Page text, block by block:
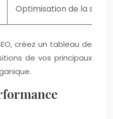
Optimisation de la
créez un tableau de
de vos principaux